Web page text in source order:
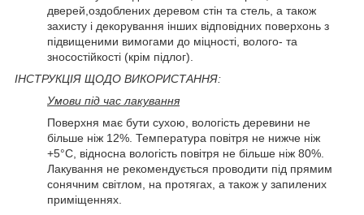
дверей,оздоблених деревом стін та стель, а також
захисту і декорування інших відповідних поверхонь з
підвищеними вимогами до міцності, волого- та
зносостійкості (крім підлог).
ІНСТРУКЦІЯ ЩОДО ВИКОРИСТАННЯ:
Умови під час лакування
Поверхня має бути сухою, вологість деревини не
більше ніж 12%. Температура повітря не нижче ніж
+5°C, відносна вологість повітря не більше ніж 80%.
Лакування не рекомендується проводити під прямим
сонячним світлом, на протягах, а також у запилених
приміщеннях.